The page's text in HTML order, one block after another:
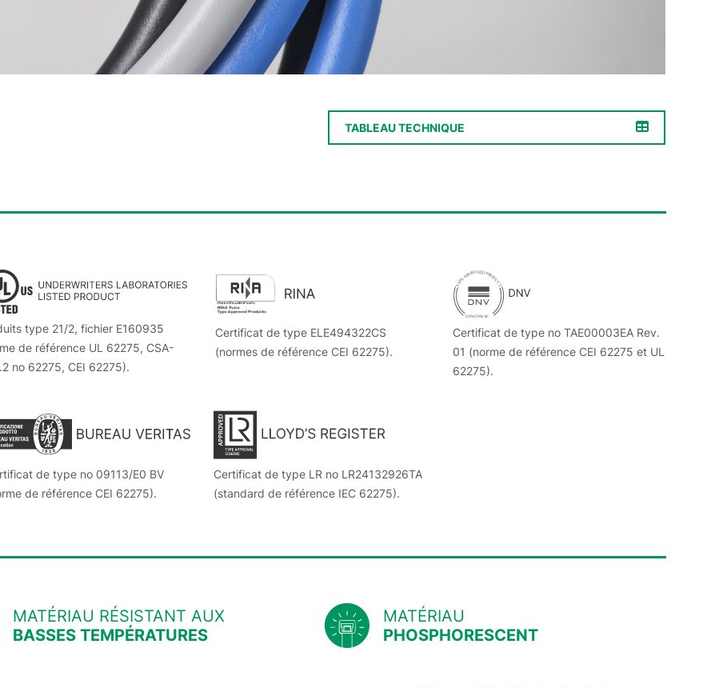
TABLEAU TECHNIQUE
type 21/2, fichier E160935
de référence UL 62275, CSA-
no 62275, CEI 62275).
Certificat de type ELE494322CS
(normes de référence CEI 62275).
Certificat de type no TAE00003EA Rev.
01 (norme de référence CEI 62275 et UL
62275).
de type no 09113/E0 BV
de référence CEI 62275).
Certificat de type LR no LR24132926TA
(standard de référence IEC 62275).
MATÉRIAU RÉSISTANT AUX
BASSES TEMPÉRATURES
MATÉRIAU
PHOSPHORESCENT